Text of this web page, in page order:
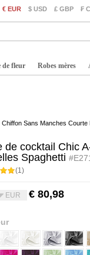
€ EUR $ USD £ GBP ₣
de fleur Robes mères
Sans Manches Courte
de cocktail Chic
Spaghetti
(1)
EUR € 80,98